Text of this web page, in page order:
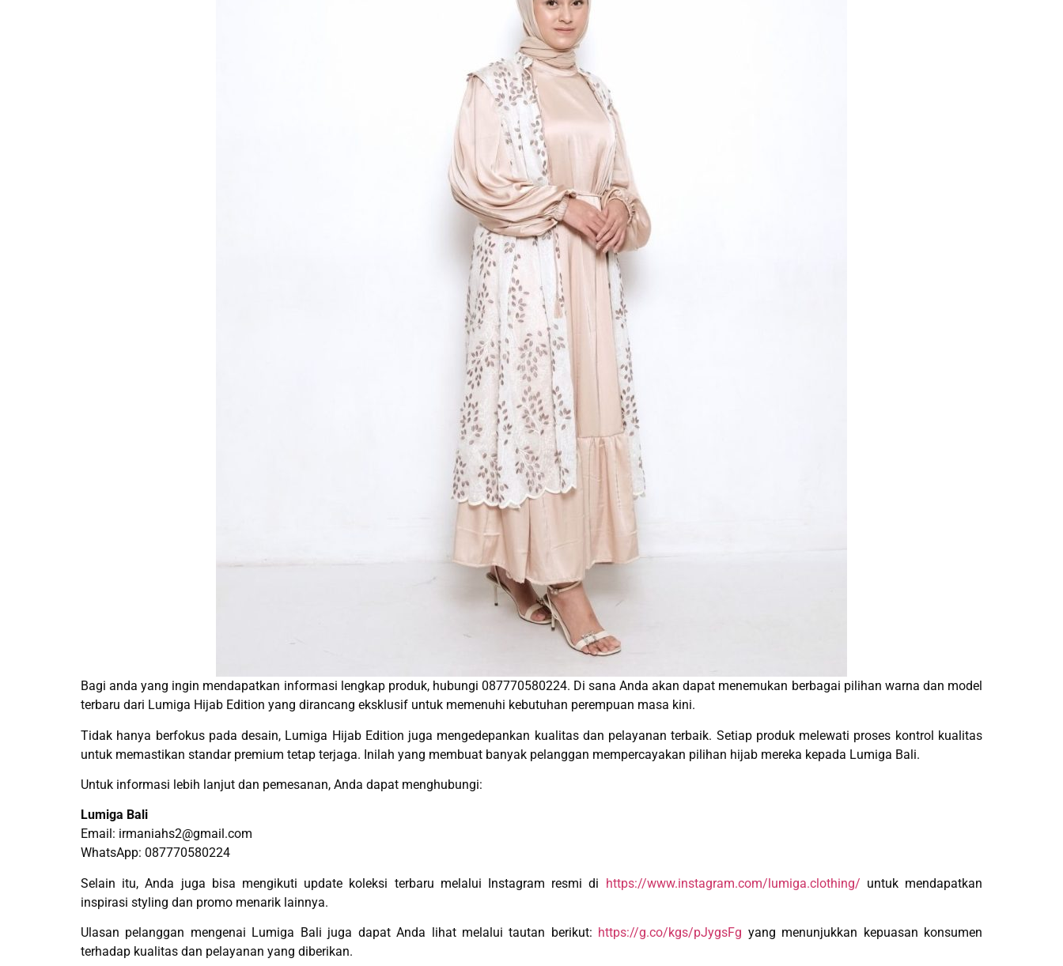
Bagi anda yang ingin mendapatkan informasi lengkap produk, hubungi 087770580224. Di sana Anda akan dapat menemukan berbagai pilihan warna dan model
terbaru dari Lumiga Hijab Edition yang dirancang eksklusif untuk memenuhi kebutuhan perempuan masa kini.
Tidak hanya berfokus pada desain, Lumiga Hijab Edition juga mengedepankan kualitas dan pelayanan terbaik. Setiap produk melewati proses kontrol kualitas
untuk memastikan standar premium tetap terjaga. Inilah yang membuat banyak pelanggan mempercayakan pilihan hijab mereka kepada Lumiga Bali.
Untuk informasi lebih lanjut dan pemesanan, Anda dapat menghubungi:
Lumiga Bali
Email: irmaniahs2@gmail.com
WhatsApp: 087770580224
Selain itu, Anda juga bisa mengikuti update koleksi terbaru melalui Instagram resmi di https://www.instagram.com/lumiga.clothing/ untuk mendapatkan
inspirasi styling dan promo menarik lainnya.
Ulasan pelanggan mengenai Lumiga Bali juga dapat Anda lihat melalui tautan berikut: https://g.co/kgs/pJygsFg yang menunjukkan kepuasan konsumen
terhadap kualitas dan pelayanan yang diberikan.